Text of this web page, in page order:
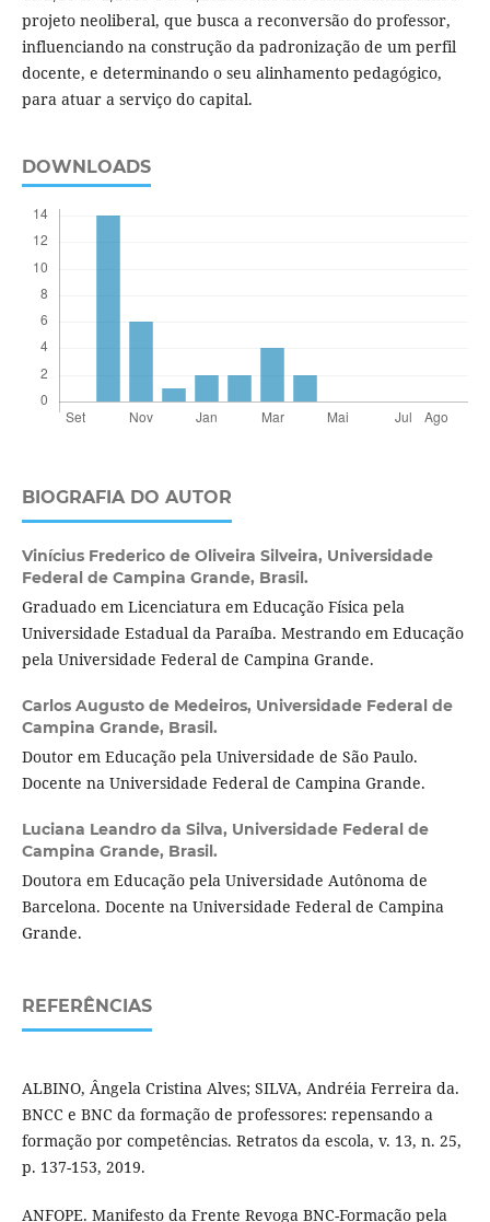
projeto neoliberal, que busca a reconversão do professor,
influenciando na construção da padronização de um perfil
docente, e determinando o seu alinhamento pedagógico,
para atuar a serviço do capital.
DOWNLOADS
BIOGRAFIA DO AUTOR
Vinícius Frederico de Oliveira Silveira, Universidade
Federal de Campina Grande, Brasil.
Graduado em Licenciatura em Educação Física pela
Universidade Estadual da Paraíba. Mestrando em Educação
pela Universidade Federal de Campina Grande.
Carlos Augusto de Medeiros, Universidade Federal de
Campina Grande, Brasil.
Doutor em Educação pela Universidade de São Paulo.
Docente na Universidade Federal de Campina Grande.
Luciana Leandro da Silva, Universidade Federal de
Campina Grande, Brasil.
Doutora em Educação pela Universidade Autônoma de
Barcelona. Docente na Universidade Federal de Campina
Grande.
REFERÊNCIAS
ALBINO, Ângela Cristina Alves; SILVA, Andréia Ferreira da.
BNCC e BNC da formação de professores: repensando a
formação por competências. Retratos da escola, v. 13, n. 25,
p. 137-153, 2019.
ANFOPE. Manifesto da Frente Revoga BNC-Formação pela